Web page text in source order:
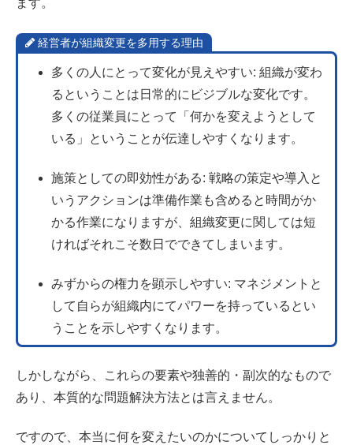
経営者が組織変更を多用する理由
多くの人にとって変化が見えやすい: 組織が変わ
るということは日常的にビジブルな変化です。
多くの従業員にとって「何かを変えようとして
いる」ということが伝達しやすくなります。
施策としての即効性がある: 戦略の策定や導入と
いうアクションは準備作業も含めると時間がか
かる作業になりますが、組織変更に関しては短
ければそれこそ数日でできてしまいます。
みずからの権力を顕示しやすい: マネジメントと
して自らが組織内にてパワーを持っているとい
うことを示しやすくなります。
しかしながら、これらの要素や独善的・副次的なもので
あり、本質的な問題解決方法とは言えません。
ですので、本当に何を変えたいのかについてしっかりと